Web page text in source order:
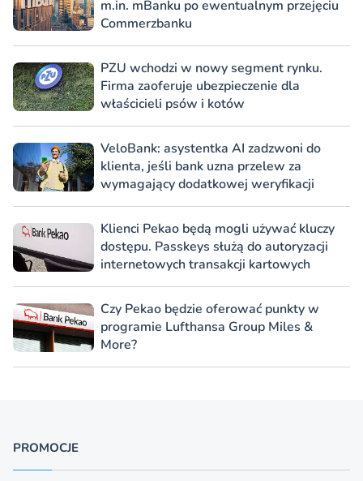
m.in. mBanku po ewentualnym przejęciu
Commerzbanku
PZU wchodzi w nowy segment rynku.
Firma zaoferuje ubezpieczenie dla
właścicieli psów i kotów
VeloBank: asystentka AI zadzwoni do
klienta, jeśli bank uzna przelew za
wymagający dodatkowej weryfikacji
Klienci Pekao będą mogli używać kluczy
dostępu. Passkeys służą do autoryzacji
internetowych transakcji kartowych
Czy Pekao będzie oferować punkty w
programie Lufthansa Group Miles &
More?
PROMOCJE